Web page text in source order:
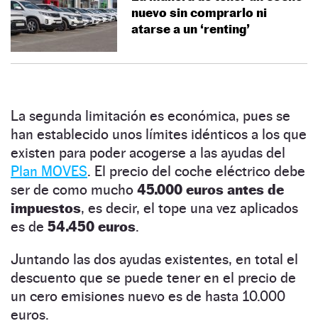
nuevo sin comprarlo ni
atarse a un ‘renting’
La segunda limitación es económica, pues se
han establecido unos límites idénticos a los que
existen para poder acogerse a las ayudas del
Plan MOVES. El precio del coche eléctrico debe
ser de como mucho 45.000 euros antes de
impuestos, es decir, el tope una vez aplicados
es de 54.450 euros.
Juntando las dos ayudas existentes, en total el
descuento que se puede tener en el precio de
un cero emisiones nuevo es de hasta 10.000
euros.